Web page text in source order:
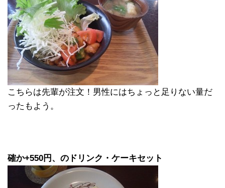
こちらは先輩が注文！男性にはちょっと足りない量だ
ったもよう。
確か+550円、のドリンク・ケーキセット